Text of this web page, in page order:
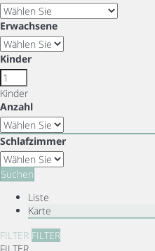
Erwachsene
Kinder
Kinder
Anzahl
Schlafzimmer
Suchen
Liste
Karte
FILTER FILTER